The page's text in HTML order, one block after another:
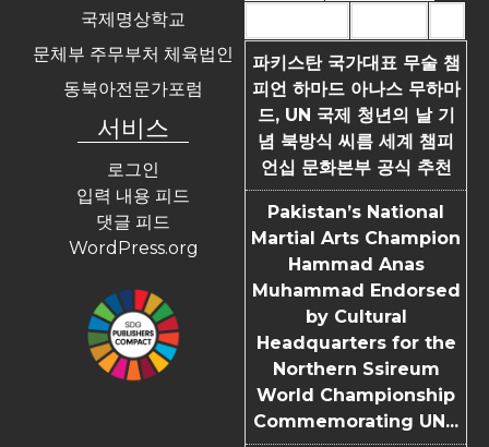
국제명상학교
문체부 주무부처 체육법인
동북아전문가포럼
서비스
로그인
입력 내용 피드
댓글 피드
WordPress.org
파키스탄 국가대표 무술 챔
피언 하마드 아나스 무하마
드, UN 국제 청년의 날 기
념 북방식 씨름 세계 챔피
언십 문화본부 공식 추천
Pakistan’s National
Martial Arts Champion
Hammad Anas
Muhammad Endorsed
by Cultural
Headquarters for the
Northern Ssireum
World Championship
Commemorating UN...